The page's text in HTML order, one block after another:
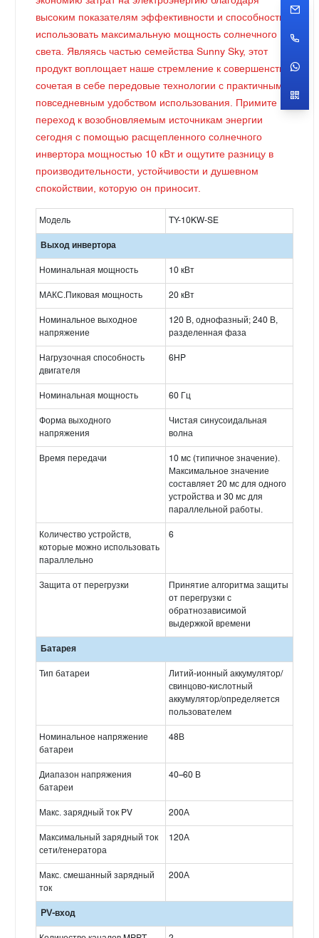
высоким показателям эффективности и способности
использовать максимальную мощность солнечного
света. Являясь частью семейства Sunny Sky, этот
продукт воплощает наше стремление к совершенству,
сочетая в себе передовые технологии с практичным и
повседневным удобством использования. Примите
переход к возобновляемым источникам энергии
сегодня с помощью расщепленного солнечного
инвертора мощностью 10 кВт и ощутите разницу в
производительности, устойчивости и душевном
спокойствии, которую он приносит.
Модель TY-10KW-SE
Выход инвертора
Номинальная мощность 10 кВт
МАКС.Пиковая мощность 20 кВт
Номинальное выходное
напряжение
120 В, однофазный; 240 В,
разделенная фаза
Нагрузочная способность
двигателя
6HP
Номинальная мощность 60 Гц
Форма выходного
напряжения
Чистая синусоидальная
волна
Время передачи
10 мс (типичное значение).
Максимальное значение
составляет 20 мс для одного
устройства и 30 мс для
параллельной работы.
Количество устройств,
которые можно использовать
параллельно
6
Защита от перегрузки
Принятие алгоритма защиты
от перегрузки с
обратнозависимой
выдержкой времени
Батарея
Тип батареи
Литий-ионный аккумулятор/
свинцово-кислотный
аккумулятор/определяется
пользователем
Номинальное напряжение
батареи
48В
Диапазон напряжения
батареи
40–60 В
Макс. зарядный ток PV 200А
Максимальный зарядный ток
сети/генератора
120А
Макс. смешанный зарядный
ток
200А
PV-вход